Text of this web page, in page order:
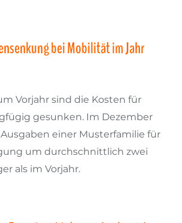
bei Mobilität im Jahr
Vorjahr sind die Kosten für
gesunken. Im Dezember
einer Musterfamilie für
um durchschnittlich zwei
als im Vorjahr.